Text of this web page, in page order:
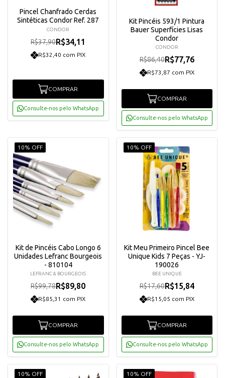
Pincel Chanfrado Cerdas
Sintéticas Condor Ref. 287
CONDOR
R$37,90R$34,11
R$32,40 com PIX
COMPRAR
Consulte-nos pelo WhatsApp
Kit Pincéis 593/1 Pintura
Bauer Superfícies Lisas
Condor
CONDOR
R$86,40R$77,76
R$73,87 com PIX
COMPRAR
Consulte-nos pelo WhatsApp
10% OFF
Kit de Pincéis Cabo Longo 6
Unidades Lefranc Bourgeois
- 810104
LEFRANC & BOURGEOIS
R$99,78R$89,80
R$85,31 com PIX
COMPRAR
Consulte-nos pelo WhatsApp
10% OFF
Kit Meu Primeiro Pincel Bee
Unique Kids 7 Peças - YJ-
190026
BEE UNIQUE
R$17,60R$15,84
R$15,05 com PIX
COMPRAR
Consulte-nos pelo WhatsApp
10% OFF 10% OFF